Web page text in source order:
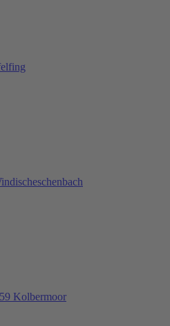
Kolbermoor